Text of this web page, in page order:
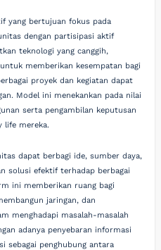
yang bertujuan fokus pada
dengan partisipasi aktif
teknologi yang canggih,
memberikan kesempatan bagi
proyek dan kegiatan dapat
Model ini menekankan pada nilai
serta pengambilan keputusan
life mereka.
dapat berbagi ide, sumber daya,
solusi efektif terhadap berbagai
ini memberikan ruang bagi
jaringan, dan
menghadapi masalah-masalah
adanya penyebaran informasi
sebagai penghubung antara